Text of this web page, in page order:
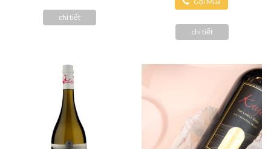
chi tiết
chi tiết